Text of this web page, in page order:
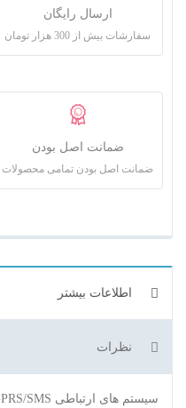
ارسال رایگان
سفارشات بیش از 300 هزار تومان
ضمانت اصل بودن
ضمانت اصل بودن تمامی محصولات
اطلاعات بیشتر
نظرات